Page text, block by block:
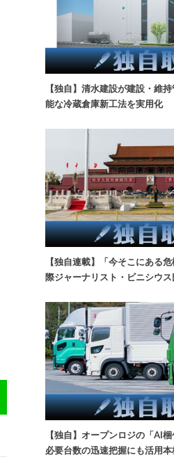
【独自】清水建設が建設・維
能な冷蔵倉庫新工法を実用化
【独自連載】「今そこにある
際ジャーナリスト・ビニシウス
【独自】オープンロジの「AI
必要台数の迅速把握にも活用本